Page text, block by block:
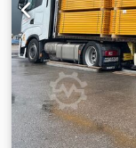
Sr.: Andre Evering
Información
ofrece solo para
envío de este
pueden
o el alcance del